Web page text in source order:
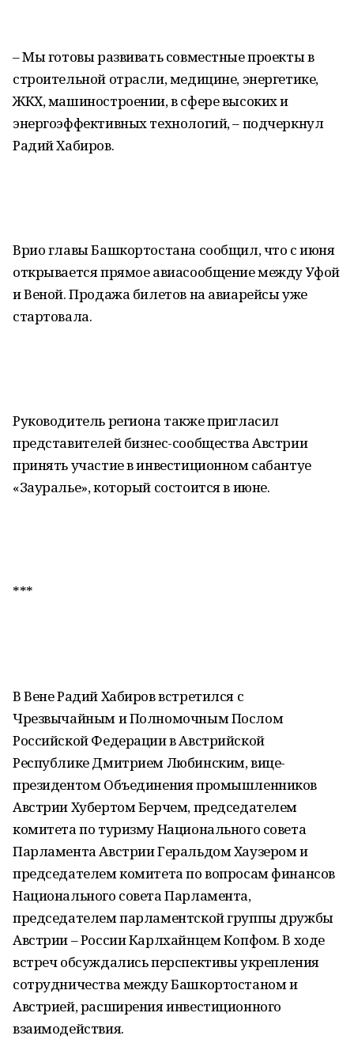
– Мы готовы развивать совместные проекты в
строительной отрасли, медицине, энергетике,
ЖКХ, машиностроении, в сфере высоких и
энергоэффективных технологий, – подчеркнул
Радий Хабиров.
Врио главы Башкортостана сообщил, что с июня
открывается прямое авиасообщение между Уфой
и Веной. Продажа билетов на авиарейсы уже
стартовала.
Руководитель региона также пригласил
представителей бизнес-сообщества Австрии
принять участие в инвестиционном сабантуе
«Зауралье», который состоится в июне.
***
В Вене Радий Хабиров встретился с
Чрезвычайным и Полномочным Послом
Российской Федерации в Австрийской
Республике Дмитрием Любинским, вице-
президентом Объединения промышленников
Австрии Хубертом Берчем, председателем
комитета по туризму Национального совета
Парламента Австрии Геральдом Хаузером и
председателем комитета по вопросам финансов
Национального совета Парламента,
председателем парламентской группы дружбы
Австрии – России Карлхайнцем Копфом. В ходе
встреч обсуждались перспективы укрепления
сотрудничества между Башкортостаном и
Австрией, расширения инвестиционного
взаимодействия.